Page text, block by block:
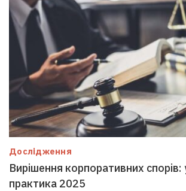
Дослідження
Вирішення корпоративних спорів:
практика 2025